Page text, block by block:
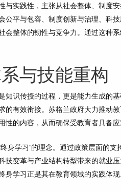
与实践性，主张从社会整体、制度
公平与包容、制度创新与治理、科
会整体的韧性与竞争力。通过这种
与技能重构
知识传授的过程，更是能力生成的
的有效衔接。苏格兰政府大力推动
性的内容，从而确保受教育者具备应
身学习”的理念。通过政策层面的
技变革与产业结构转型带来的就业
身学习正是其在教育领域的实践体现